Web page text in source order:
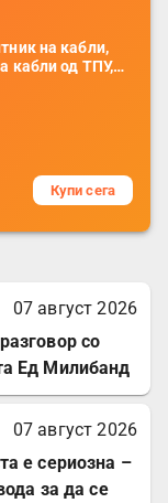
на кабли,
кабли од ТПУ,
без
комплет
Купи сега
07 август 2026
со
Ед Милибанд
07 август 2026
е сериозна –
за да се